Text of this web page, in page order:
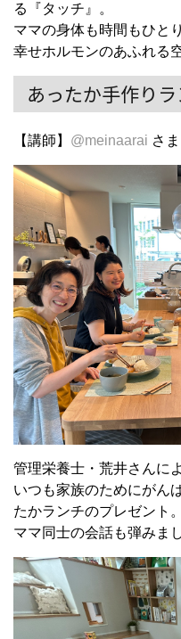
る『タッチ』。
ママの身体も時間もひと
幸せホルモンのあふれる
あったか手作り
【講師】 @meinaarai さま
管理栄養士・荒井さんに
いつも家族のためにがん
たかランチのプレゼント。
ママ同士の会話も弾みま